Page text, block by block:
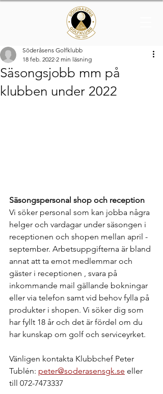
Säsongsjobb mm på
klubben under 2022
Söderåsens Golfklubb
18 feb. 2022 2 min läsning
Säsongspersonal shop och reception
Vi söker personal som kan jobba några
helger och vardagar under säsongen i
receptionen och shopen mellan april -
september. Arbetsuppgifterna är bland
annat att ta emot medlemmar och
gäster i receptionen , svara på
inkommande mail gällande bokningar
eller via telefon samt vid behov fylla på
produkter i shopen. Vi söker dig som
har fyllt 18 år och det är fördel om du
har kunskap om golf och serviceyrket.
Vänligen kontakta Klubbchef Peter
Tublén: peter@soderasensgk.se eller
till 072-7473337